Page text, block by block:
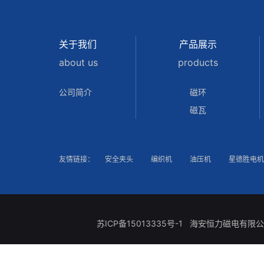
关于我们
about us
公司简介
产品展示
products
磁环
磁瓦
友情链接： 安全夹头 编织机 油压机 星德胜电机
苏ICP备15013335号-1 海安恒力磁电有限